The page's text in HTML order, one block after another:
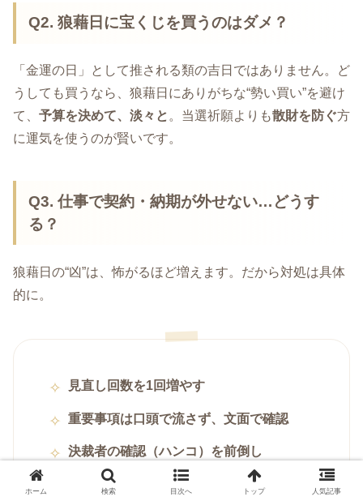
Q2. 狼藉日に宝くじを買うのはダメ？
「金運の日」として推される類の吉日ではありません。ど
うしても買うなら、狼藉日にありがちな“勢い買い”を避け
て、 予算を決めて、淡々と 。当選祈願よりも散財を防ぐ方
に運気を使うのが賢いです。
Q3. 仕事で契約・納期が外せない…どうす
る？
狼藉日の“凶”は、怖がるほど増えます。だから対処は具体
的に。
見直し回数を1回増やす
重要事項は口頭で流さず、文面で確認
決裁者の確認（ハンコ）を前倒し
ホーム 検索 目次へ トップ 人気記事